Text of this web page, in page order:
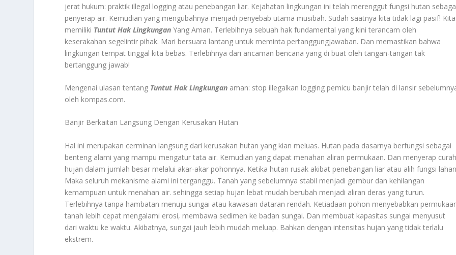
jerat hukum: praktik illegal logging atau penebangan liar. Kejahatan lingkungan ini telah merenggut fungsi hutan
penyerap air. Kemudian yang mengubahnya menjadi penyebab utama musibah. Sudah saatnya kita tidak lagi pasif! Kita
memiliki Tuntut Hak Lingkungan Yang Aman. Terlebihnya sebuah hak fundamental yang kini terancam oleh
keserakahan segelintir pihak. Mari bersuara lantang untuk meminta pertanggungjawaban. Dan memastikan bahwa
lingkungan tempat tinggal kita bebas. Terlebihnya dari ancaman bencana yang di buat oleh tangan-tangan tak
bertanggung jawab!
Mengenai ulasan tentang Tuntut Hak Lingkungan aman: stop illegalkan logging pemicu banjir telah di lansir
oleh kompas.com.
Banjir Berkaitan Langsung Dengan Kerusakan Hutan
Hal ini merupakan cerminan langsung dari kerusakan hutan yang kian meluas. Hutan pada dasarnya berfungsi sebagai
benteng alami yang mampu mengatur tata air. Kemudian yang dapat menahan aliran permukaan. Dan menyerap
hujan dalam jumlah besar melalui akar-akar pohonnya. Ketika hutan rusak akibat penebangan liar atau alih fungsi
Maka seluruh mekanisme alami ini terganggu. Tanah yang sebelumnya stabil menjadi gembur dan kehilangan
kemampuan untuk menahan air. sehingga setiap hujan lebat mudah berubah menjadi aliran deras yang turun.
Terlebihnya tanpa hambatan menuju sungai atau kawasan dataran rendah. Ketiadaan pohon menyebabkan
tanah lebih cepat mengalami erosi, membawa sedimen ke badan sungai. Dan membuat kapasitas sungai menyusut
dari waktu ke waktu. Akibatnya, sungai jauh lebih mudah meluap. Bahkan dengan intensitas hujan yang tidak terlalu
ekstrem.